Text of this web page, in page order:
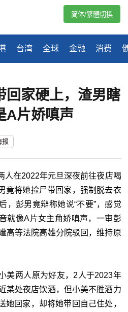
台湾 全球 金融 消费
简体/繁體切換
回家硬上，渣男瞎
A片娇嗔声
报
人在2022年元旦深夜前往夜店喝
竟将她捡尸带回家，强制脱去衣
，彭男竟辩称她说“不要”，感觉
就像A片女主角娇嗔声，一审彭
高等法院高雄分院驳回，维持原
美两人原为好友，2人于2023年
某处夜店饮酒，但小美不胜酒力
她回家，却将她带回自己住处，